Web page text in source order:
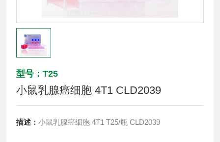
型号：T25
小鼠乳腺癌细胞 4T1 CLD2039
描述：小鼠乳腺癌细胞 4T1 T25/瓶 CLD2039